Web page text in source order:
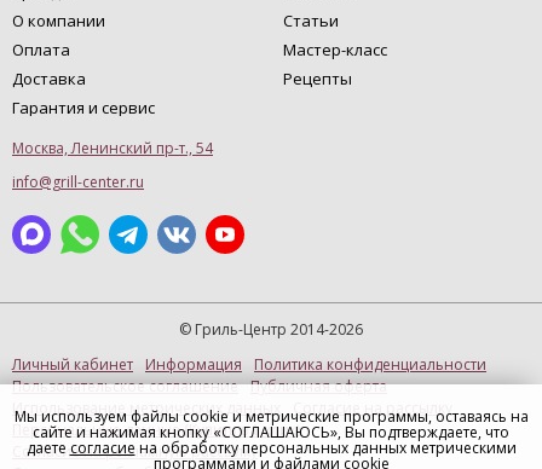
О компании
Оплата
Доставка
Гарантия и сервис
Статьи
Мастер-класс
Рецепты
Москва, Ленинский пр-т., 54
info@grill-center.ru
© Гриль-Центр 2014-2026
Личный кабинет Информация
Политика конфиденциальности
Пользовательское соглашение Публичная оферта
Использование метрических данных
Персональные данные (Купить в 1 клик)
Согласие на рекламную рассылку
Мы используем файлы cookie и метрические программы, оставаясь на
сайте и нажимая кнопку «СОГЛАШАЮСЬ», Вы подтверждаете, что
даете согласие на обработку персональных данных метрическими
программами и файлами cookie